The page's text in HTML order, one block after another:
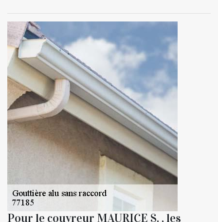
Pour le couvreur MAURICE S. , les